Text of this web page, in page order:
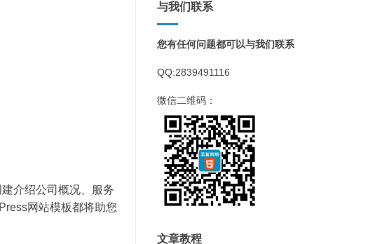
介绍公司概况、服务
网站模板都将助您
与我们联系
您有任何问题都可以与我们联系
QQ:2839491116
微信二维码：
文章教程